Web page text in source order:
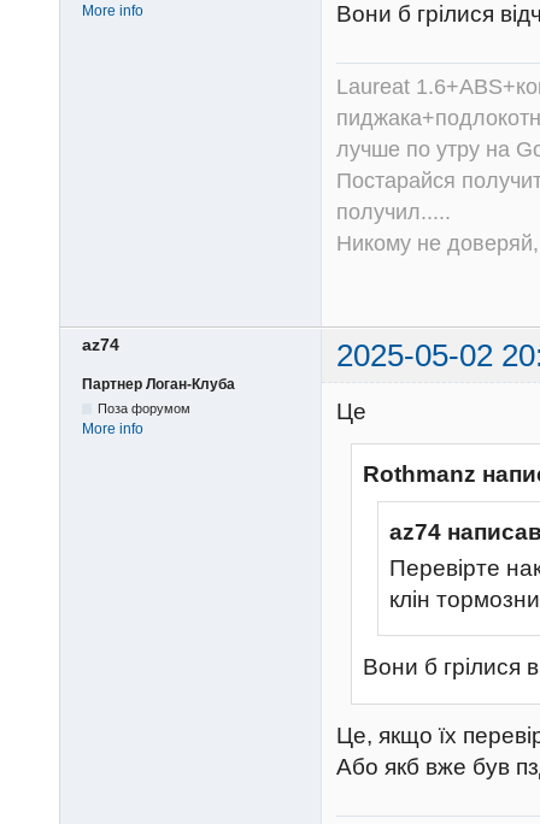
More info Вони б грілися
Laureat
лучше по утру на
Постарайся
получил.....
Никому не
az74 2025-05-02
Партнер Логан-Клуба
Поза форумом
More info
Це
Rothmanz
az74
Перевірте
клін
Вони б грілися
Це, якщо їх
Або якб вже був